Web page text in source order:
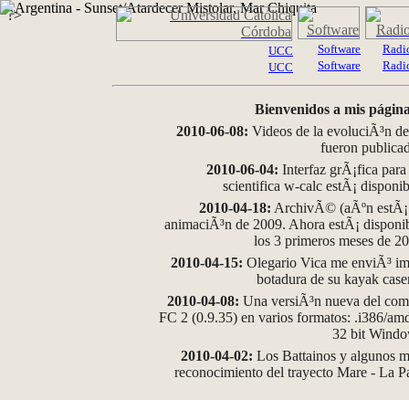
?>
UCC
UCC
Software
Software
Bienvenidos a mis
2010-06-08: Videos de la evoluciÃ³n
fueron
2010-06-04: Interfaz grÃ¡fica
scientifica w-calc estÃ¡
2010-04-18: ArchivÃ© (aÃºn
animaciÃ³n de 2009. Ahora estÃ¡
los 3 primeros meses de
2010-04-15: Olegario Vica me enviÃ³
botadura de su kayak
2010-04-08: Una versiÃ³n nueva del
FC 2 (0.9.35) en varios formatos: .i386/
32 bit
2010-04-02: Los Battainos y algunos
reconocimiento del trayecto Mare - La